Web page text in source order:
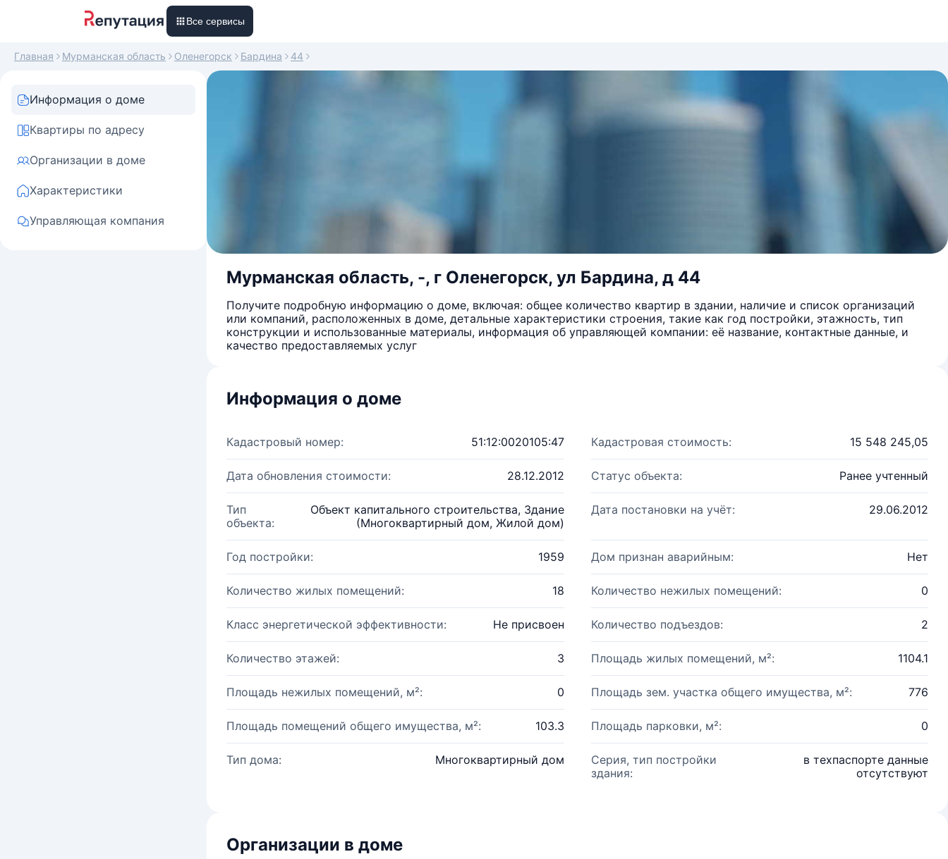
Все сервисы
Главная Мурманская область Оленегорск Бардина 44
Информация о доме
Квартиры по адресу
Организации в доме
Характеристики
Управляющая компания
Мурманская область, -, г Оленегорск, ул Бардина, д 44
Получите подробную информацию о доме, включая: общее количество квартир в здании, наличие и список организаций
или компаний, расположенных в доме, детальные характеристики строения, такие как год постройки, этажность, тип
конструкции и использованные материалы, информация об управляющей компании: её название, контактные данные, и
качество предоставляемых услуг
Информация о доме
Кадастровый номер: 51:12:0020105:47 Кадастровая стоимость: 15 548 245,05
Дата обновления стоимости: 28.12.2012 Статус объекта: Ранее учтенный
Тип
объекта:
Объект капитального строительства, Здание
(Многоквартирный дом, Жилой дом)
Дата постановки на учёт: 29.06.2012
Год постройки: 1959 Дом признан аварийным: Нет
Количество жилых помещений: 18 Количество нежилых помещений: 0
Класс энергетической эффективности: Не присвоен Количество подъездов: 2
Количество этажей: 3 Площадь жилых помещений, м²: 1104.1
Площадь нежилых помещений, м²: 0 Площадь зем. участка общего имущества, м²: 776
Площадь помещений общего имущества, м²: 103.3 Площадь парковки, м²: 0
Тип дома: Многоквартирный дом
Серия, тип постройки
здания:
в техпаспорте данные
отсутствуют
Организации в доме